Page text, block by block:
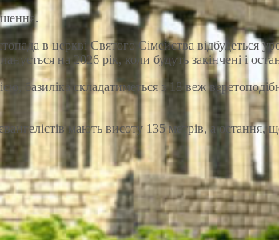
в церкві Святого Сімейства відбудеться
на 2026 рік, коли будуть закінчені і
базиліка складатиметься з 18 веж
мають висоту 135 метрів, а остання,